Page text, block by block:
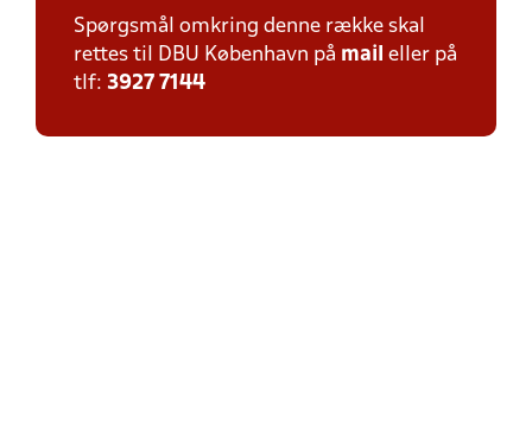
Spørgsmål omkring denne række skal
rettes til DBU København på mail eller på
tlf: 3927 7144